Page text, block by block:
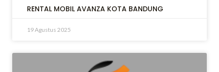
RENTAL MOBIL AVANZA KOTA BANDUNG
19 Agustus 2025